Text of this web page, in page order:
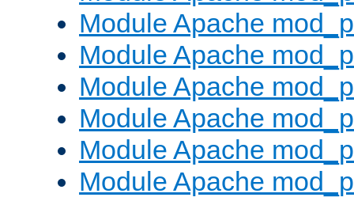
Module Apache
Module Apache
Module Apache
Module Apache
Module Apache
Module Apache